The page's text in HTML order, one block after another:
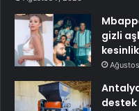
gizli
destek